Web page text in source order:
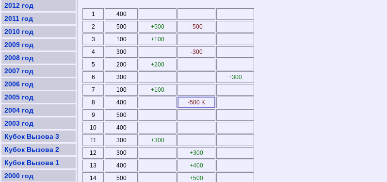
2012 год
2011 год
2010 год
2009 год
2008 год
2007 год
2006 год
2005 год
2004 год
2003 год
Кубок Вызова 3
Кубок Вызова 2
Кубок Вызова 1
2000 год
1
400
2
500 +500
-500
3
100
+100
4
300
-300
5
200
+200
6
300
+300
7
100
+100
8
400
-500 K
9
500
10
400
11
300
+300
12
300
+300
13
400
+400
14
500
+500